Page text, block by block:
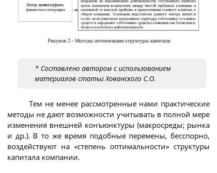
* Составлено автором с использованием
материалов статьи Хованского С.О.
Тем не менее рассмотренные нами практические
методы не дают возможности учитывать в полной мере
изменения внешней конъюнктуры (макросреды; рынка
и др.). В то же время подобные перемены, бесспорно,
воздействуют на «степень оптимальности» структуры
капитала компании.